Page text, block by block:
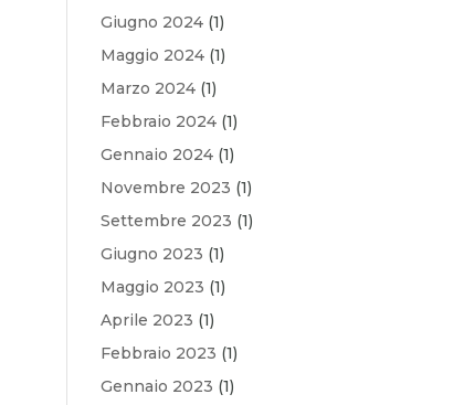
Giugno 2024 (1)
Maggio 2024 (1)
Marzo 2024 (1)
Febbraio 2024 (1)
Gennaio 2024 (1)
Novembre 2023 (1)
Settembre 2023 (1)
Giugno 2023 (1)
Maggio 2023 (1)
Aprile 2023 (1)
Febbraio 2023 (1)
Gennaio 2023 (1)